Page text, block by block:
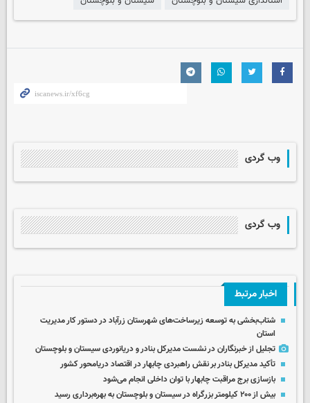
وب گردی
وب گردی
اخبار مرتبط
شتاب‌بخشی به توسعه زیرساخت‌های شهرستان زرآباد در دستور کار مدیریت
استان
تجلیل از خبرنگاران در نشست مدیرکل بنادر و دریانوردی سیستان و بلوچستان
تأکید مدیرکل بنادر بر نقش راهبردی چابهار در اقتصاد دریامحور کشور
بازسازی برج مراقبت چابهار با توان داخلی انجام می‌شود
بیش از ۲۰۰ کیلومتر بزرگراه در سیستان و بلوچستان به بهره‌برداری رسید